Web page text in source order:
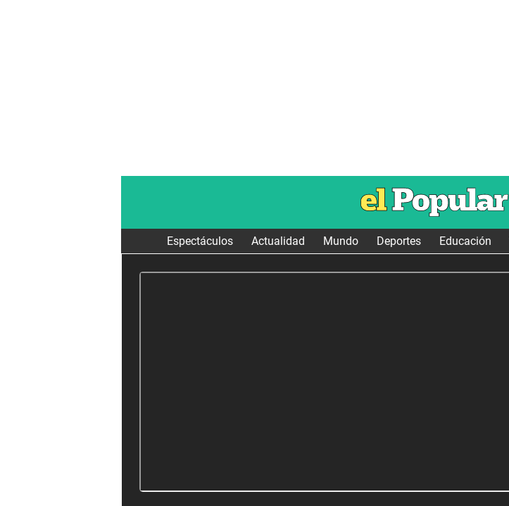
Espectáculos Actualidad Mundo Deportes Educación